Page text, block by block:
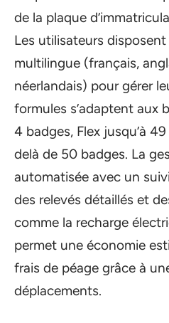
de la plaque
Les utilisateurs disposent
multilingue (français,
néerlandais) pour gérer
formules s’adaptent aux
4 badges, Flex jusqu’à
delà de 50 badges. La
automatisée avec un
des relevés détaillés et
comme la recharge
permet une économie
frais de péage grâce à
déplacements.